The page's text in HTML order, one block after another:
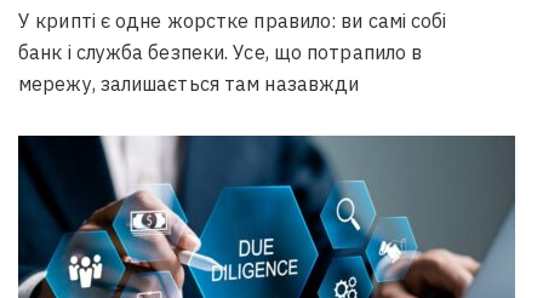
У крипті є одне жорстке правило: ви самі собі
банк і служба безпеки. Усе, що потрапило в
мережу, залишається там назавжди